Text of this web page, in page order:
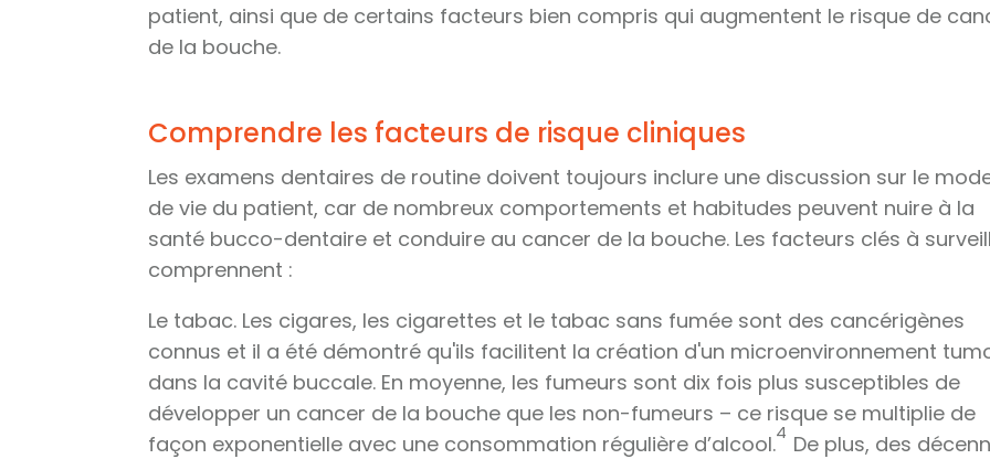
patient, ainsi que de certains facteurs bien compris qui augmentent le risque de
de la bouche.
Comprendre les facteurs de risque cliniques
Les examens dentaires de routine doivent toujours inclure une discussion sur le
de vie du patient, car de nombreux comportements et habitudes peuvent nuire à la
santé bucco-dentaire et conduire au cancer de la bouche. Les facteurs clés à
comprennent :
Le tabac. Les cigares, les cigarettes et le tabac sans fumée sont des cancérigènes
connus et il a été démontré qu'ils facilitent la création d'un microenvironnement
dans la cavité buccale. En moyenne, les fumeurs sont dix fois plus susceptibles de
développer un cancer de la bouche que les non-fumeurs – ce risque se multiplie de
façon exponentielle avec une consommation régulière d’alcool.4 De plus, des